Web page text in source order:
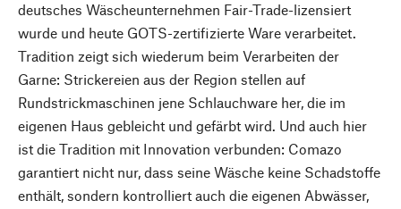
deutsches Wäscheunternehmen Fair-Trade-lizensiert
wurde und heute GOTS-zertifizierte Ware verarbeitet.
Tradition zeigt sich wiederum beim Verarbeiten der
Garne: Strickereien aus der Region stellen auf
Rundstrickmaschinen jene Schlauchware her, die im
eigenen Haus gebleicht und gefärbt wird. Und auch hier
ist die Tradition mit Innovation verbunden: Comazo
garantiert nicht nur, dass seine Wäsche keine Schadstoffe
enthält, sondern kontrolliert auch die eigenen Abwässer,